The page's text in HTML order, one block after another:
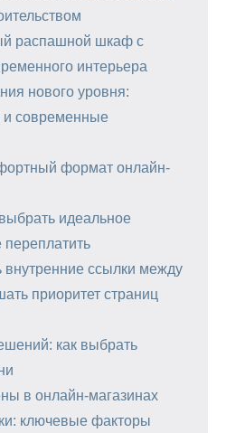
распашной шкаф с
интерьера
нового уровня:
и современные
формат онлайн-
идеальное
переплатить
внутренние ссылки между
приоритет страниц
как выбрать
в онлайн-магазинах
ключевые факторы